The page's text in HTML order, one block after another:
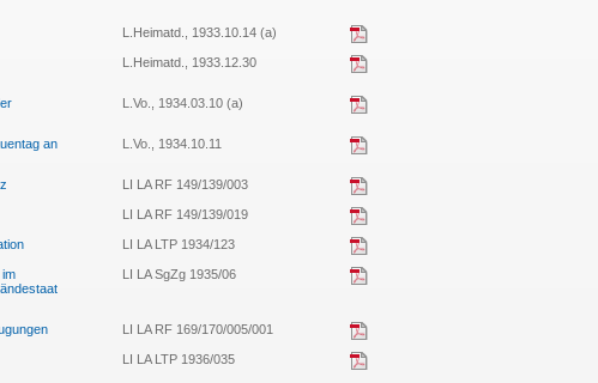
L.Heimatd., 1933.10.14 (a)
L.Heimatd., 1933.12.30
L.Vo., 1934.03.10 (a)
an
L.Vo., 1934.10.11
LI LA RF 149/139/003
LI LA RF 149/139/019
LI LA LTP 1934/123
LI LA SgZg 1935/06
LI LA RF 169/170/005/001
LI LA LTP 1936/035